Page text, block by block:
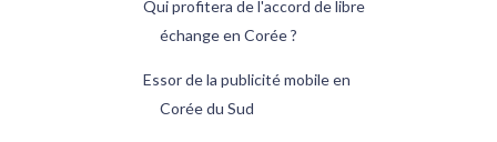
Qui profitera de l'accord de libre
échange en Corée ?
Essor de la publicité mobile en
Corée du Sud